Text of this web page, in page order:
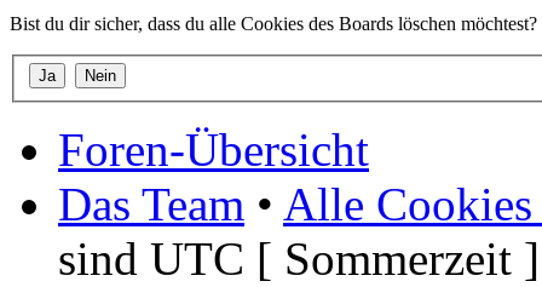
Bist du dir sicher, dass du alle Cookies des Boards löschen möchtest?
Foren-Übersicht
Das Team • Alle Cookies
sind UTC [ Sommerzeit ]